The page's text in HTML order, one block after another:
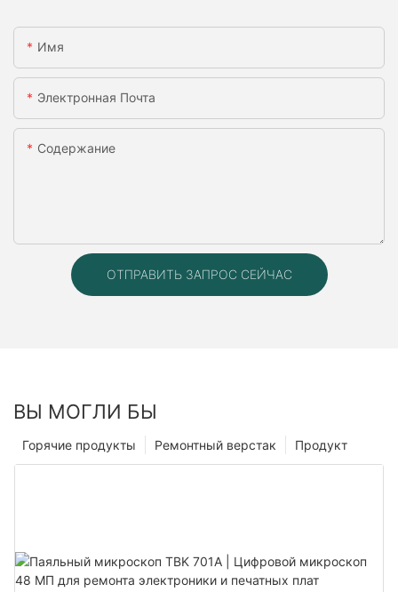
Имя
Электронная Почта
Содержание
ОТПРАВИТЬ ЗАПРОС СЕЙЧАС
ВЫ МОГЛИ БЫ
Продукт
Ремонтный верстак
Горячие продукты